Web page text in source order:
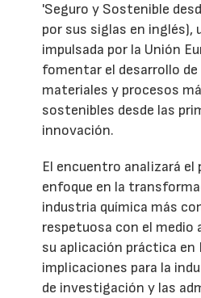
'Seguro y Sostenible
por sus siglas en inglés),
impulsada por la Unión
fomentar el desarrollo
materiales y procesos
sostenibles desde las
innovación.
El encuentro analizará el
enfoque en la
industria química más
respetuosa con el medio
su aplicación práctica en
implicaciones para la
de investigación y las